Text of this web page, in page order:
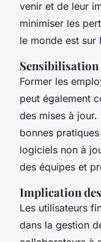
venir et de leur
minimiser les
le monde est sur
Sensibilisation
Former les
peut également
des mises à
bonnes
logiciels non à
des équipes et
Implication
Les utilisateurs
dans la gestion